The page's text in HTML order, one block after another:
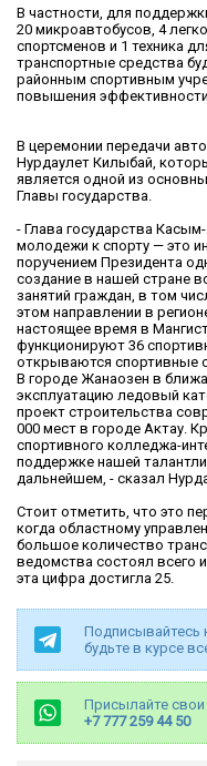
В частности, для
20 микроавтобусов, 4
спортсменов и 1 техника
транспортные средства
районным спортивным
повышения
В церемонии передачи
Нурдаулет Килыбай,
является одной из
Главы государства.
- Глава государства
молодежи к спорту — это
поручением Президента
создание в нашей стране
занятий граждан, в том
этом направлении в
настоящее время в
функционируют 36
открываются спортивные
В городе Жанаозен в
эксплуатацию ледовый
проект строительства
000 мест в городе Актау.
спортивного колледжа-
поддержке нашей
дальнейшем, - сказал
Стоит отметить, что это
когда областному
большое количество
ведомства состоял всего
эта цифра достигла 25.
Подписывайтесь
будьте в курсе
Присылайте
+7 777 259 44 50